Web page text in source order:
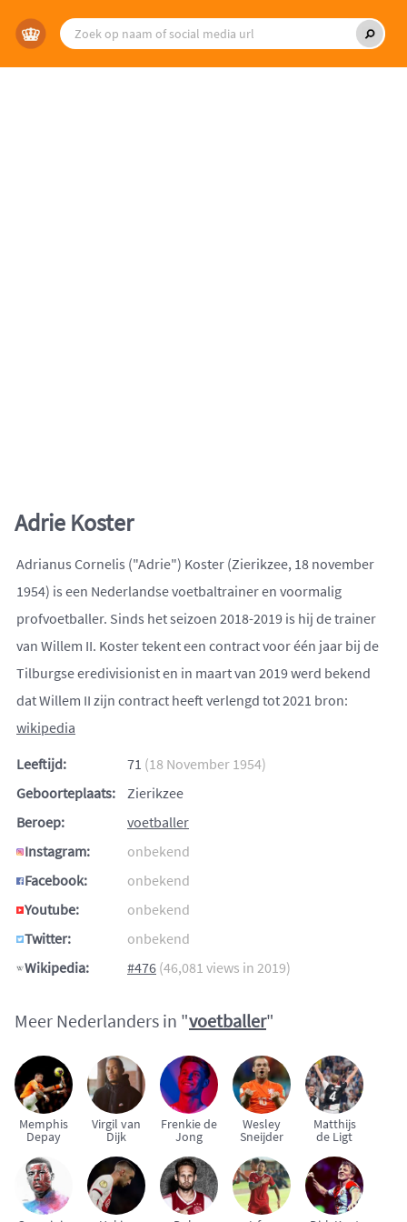
Adrie Koster
Adrianus Cornelis ("Adrie") Koster (Zierikzee, 18 november
1954) is een Nederlandse voetbaltrainer en voormalig
profvoetballer. Sinds het seizoen 2018-2019 is hij de trainer
van Willem II. Koster tekent een contract voor één jaar bij de
Tilburgse eredivisionist en in maart van 2019 werd bekend
dat Willem II zijn contract heeft verlengd tot 2021 bron:
wikipedia
Leeftijd:
71 (18 November 1954)
Geboorteplaats:
Zierikzee
Beroep:
voetballer
Instagram:
onbekend
Facebook:
onbekend
Youtube:
onbekend
Twitter:
onbekend
Wikipedia:
#476 (46,081 views in 2019)
Meer Nederlanders in "voetballer"
Memphis
Depay
Virgil van
Dijk
Frenkie de
Jong
Wesley
Sneijder
Matthijs
de Ligt